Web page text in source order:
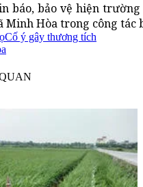
báo, bảo vệ hiện
Minh Hòa trong công
Cố ý gây thương tích